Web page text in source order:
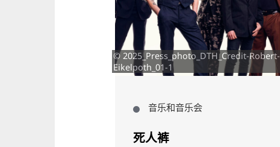
© 2025_Press_photo_DTH_Credit-Robert-
Eikelpoth_01-1
音乐和音乐会
死人裤